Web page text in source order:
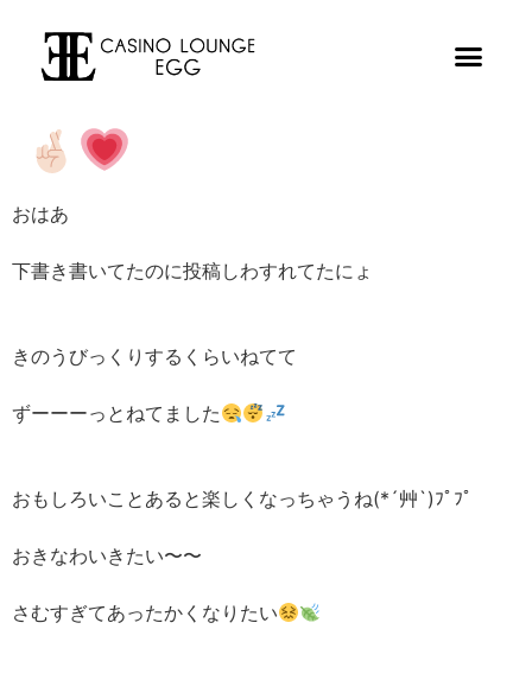
おはあ
下書き書いてたのに投稿しわすれてたにょ
きのうびっくりするくらいねてて
ずーーーっとねてました
おもしろいことあると楽しくなっちゃうね(*´艸`)ﾌﾟﾌﾟ
おきなわいきたい〜〜
さむすぎてあったかくなりたい